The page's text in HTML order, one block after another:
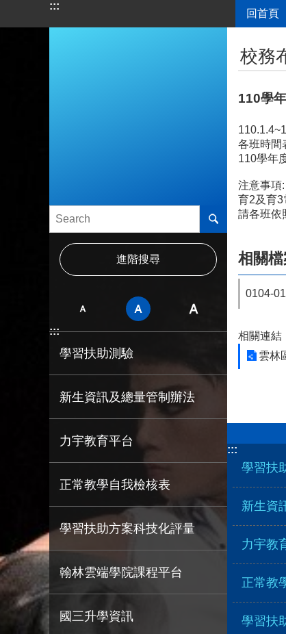
跳到主要內容區塊
:::
回首頁
進階搜尋
:::
學習扶助測驗
新生資訊及總量管制辦法
力宇教育平台
正常教學自我檢核表
學習扶助方案科技化評量
翰林雲端學院課程平台
國三升學資訊
:::
校務
110學
各班時間
110學年
注意事項:
育2及育3
請各班依
相關
0104-
相關連結
雲林
:::
學習扶
新生資
力宇教
正常教
學習扶